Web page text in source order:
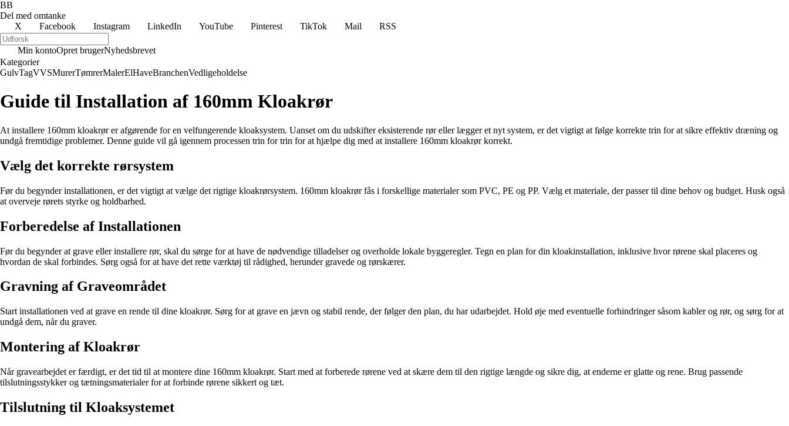
BB
Del med omtanke
X
Facebook Instagram LinkedIn YouTube Pinterest TikTok Mail RSS
Min kontoOpret brugerNyhedsbrevet
Kategorier
GulvTagVVSMurerTømrerMalerElHaveBranchenVedligeholdelse
Guide til Installation af 160mm Kloakrør
At installere 160mm kloakrør er afgørende for en velfungerende kloaksystem. Uanset om du udskifter eksisterende rør eller lægger et nyt system, er det vigtigt at følge korrekte trin for at sikre effektiv dræning og
undgå fremtidige problemer. Denne guide vil gå igennem processen trin for trin for at hjælpe dig med at installere 160mm kloakrør korrekt.
Vælg det korrekte rørsystem
Før du begynder installationen, er det vigtigt at vælge det rigtige kloakrørsystem. 160mm kloakrør fås i forskellige materialer som PVC, PE og PP. Vælg et materiale, der passer til dine behov og budget. Husk også
at overveje rørets styrke og holdbarhed.
Forberedelse af Installationen
Før du begynder at grave eller installere rør, skal du sørge for at have de nødvendige tilladelser og overholde lokale byggeregler. Tegn en plan for din kloakinstallation, inklusive hvor rørene skal placeres og
hvordan de skal forbindes. Sørg også for at have det rette værktøj til rådighed, herunder gravede og rørskærer.
Gravning af Graveområdet
Start installationen ved at grave en rende til dine kloakrør. Sørg for at grave en jævn og stabil rende, der følger den plan, du har udarbejdet. Hold øje med eventuelle forhindringer såsom kabler og rør, og sørg for at
undgå dem, når du graver.
Montering af Kloakrør
Når gravearbejdet er færdigt, er det tid til at montere dine 160mm kloakrør. Start med at forberede rørene ved at skære dem til den rigtige længde og sikre dig, at enderne er glatte og rene. Brug passende
tilslutningsstykker og tætningsmaterialer for at forbinde rørene sikkert og tæt.
Tilslutning til Kloaksystemet